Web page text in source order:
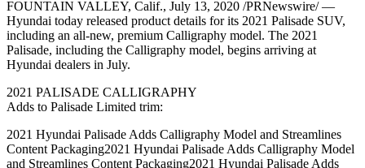
FOUNTAIN VALLEY, Calif., July 13, 2020 /PRNewswire/ —
Hyundai today released product details for its 2021 Palisade SUV,
including an all-new, premium Calligraphy model. The 2021
Palisade, including the Calligraphy model, begins arriving at
Hyundai dealers in July.
2021 PALISADE CALLIGRAPHY
Adds to Palisade Limited trim:
2021 Hyundai Palisade Adds Calligraphy Model and Streamlines
Content Packaging2021 Hyundai Palisade Adds Calligraphy Model
and Streamlines Content Packaging2021 Hyundai Palisade Adds